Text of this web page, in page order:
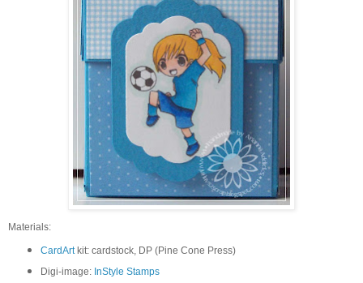
Materials:
CardArtkit: cardstock, DP (Pine Cone Press)
Digi-image: InStyle Stamps